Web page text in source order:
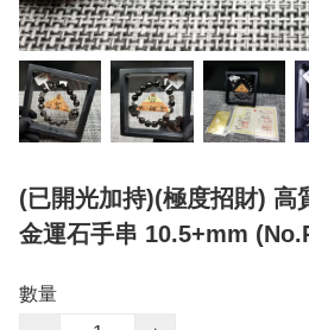
(已開光加持)(極度招財) 高
金運石手串 10.5+mm
數量